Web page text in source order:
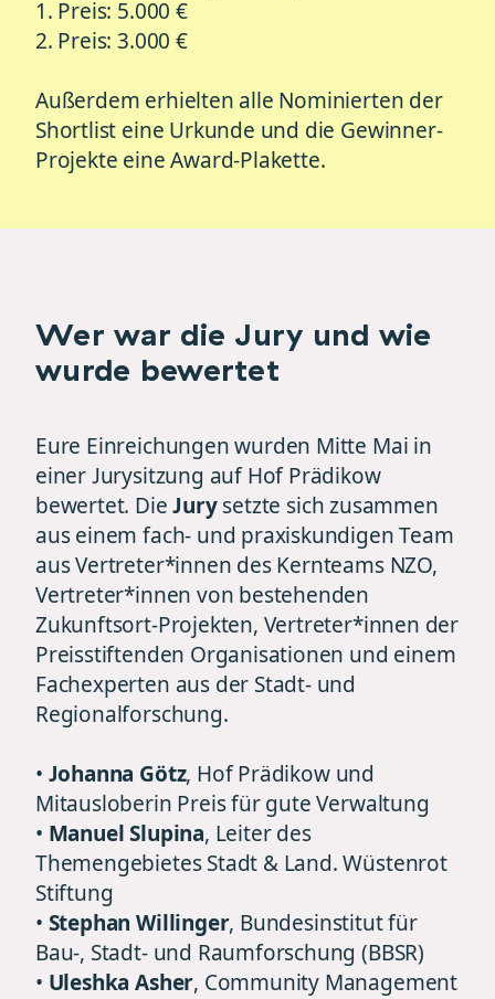
1. Preis: 5.000 €
2. Preis: 3.000 €
Außerdem erhielten alle Nominierten der
Shortlist eine Urkunde und die Gewinner-
Projekte eine Award-Plakette.
Wer war die Jury und wie
wurde bewertet
Eure Einreichungen wurden Mitte Mai in
einer Jurysitzung auf Hof Prädikow
bewertet. DieJurysetzte sich zusammen
aus einem fach- und praxiskundigen Team
aus Vertreter*innen des Kernteams NZO,
Vertreter*innen von bestehenden
Zukunftsort-Projekten, Vertreter*innen der
Preisstiftenden Organisationen und einem
Fachexperten aus der Stadt- und
Regionalforschung.
• Johanna Götz, Hof Prädikow und
Mitausloberin Preis für gute Verwaltung
• Manuel Slupina, Leiter des
Themengebietes Stadt & Land. Wüstenrot
Stiftung
• Stephan Willinger, Bundesinstitut für
Bau-, Stadt- und Raumforschung (BBSR)
• Uleshka Asher, Community Management